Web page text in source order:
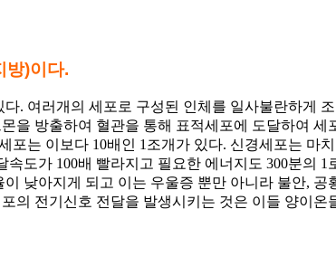
방)이다.
. 여러개의 세포로 구성된 인체를 일사불란하게
을 방출하여 혈관을 통해 표적세포에 도달하여
는 이보다 10배인 1조개가 있다. 신경세포는 마
도가 100배 빨라지고 필요한 에너지도 300분의
낮아지게 되고 이는 우울증 뿐만 아니라 불안,
의 전기신호 전달을 발생시키는 것은 이들 양이